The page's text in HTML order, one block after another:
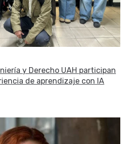
y Derecho UAH participan
de aprendizaje con IA